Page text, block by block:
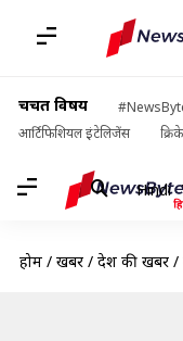
चर्चित विषय
आर्टिफिशियल इंटेलिजेंस
Hindi
होम / खबरें / देश की खबरें /